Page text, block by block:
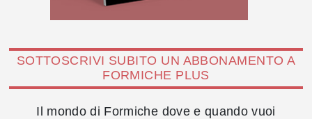
SOTTOSCRIVI SUBITO UN ABBONAMENTO A
FORMICHE PLUS
Il mondo di Formiche dove e quando vuoi